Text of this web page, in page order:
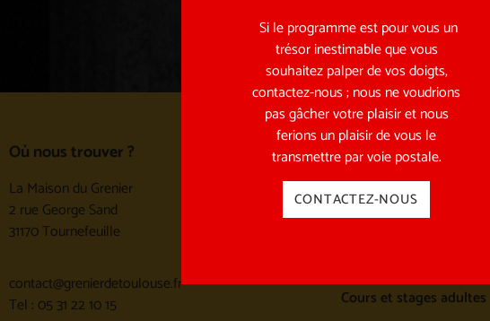
Où nous trouver ?
La Maison du Grenier
2 rue George Sand
31170 Tournefeuille
contact@grenierdetoulouse.fr
Tel : 05 31 22 10 15
Les spectacles
Les spectacles en tournée
Archives des spectacles
Cours et stages adultes
Si le programme est pour vous un
trésor inestimable que vous
souhaitez palper de vos doigts,
contactez-nous ; nous ne voudrions
pas gâcher votre plaisir et nous
ferions un plaisir de vous le
transmettre par voie postale.
CONTACTEZ-NOUS